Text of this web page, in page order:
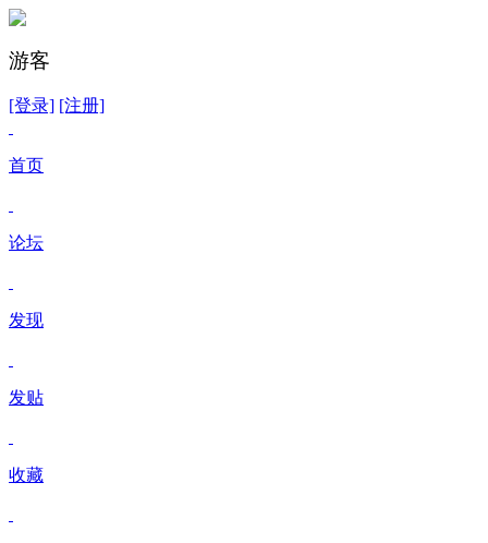
游客
[登录] [注册]
首页
论坛
发现
发贴
收藏